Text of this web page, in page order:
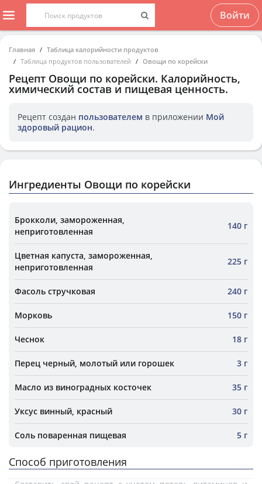
Войти
Главная
Таблица калорийности продуктов
Таблица продуктов пользователей
Овощи по корейски
Рецепт Овощи по корейски. Калорийность,
химический состав и пищевая ценность.
Рецепт создан пользователем в приложении Мой
здоровый рацион.
Ингредиенты Овощи по корейски
Брокколи, замороженная,
неприготовленная
140 г
Цветная капуста, замороженная,
неприготовленная
225 г
Фасоль стручковая 240 г
Морковь 150 г
Чеснок 18 г
Перец черный, молотый или горошек 3 г
Масло из виноградных косточек 35 г
Уксус винный, красный 30 г
Соль поваренная пищевая 5 г
Способ приготовления